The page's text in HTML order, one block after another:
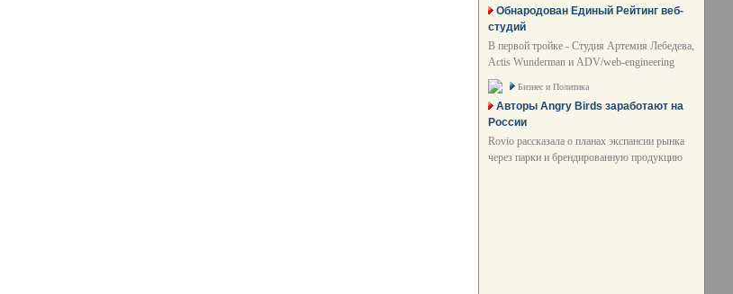
Обнародован Единый Рейтинг веб-
студий
В первой тройке - Студия Артемия Лебедева,
Actis Wunderman и ADV/web-engineering
Бизнес и Политика
Авторы Angry Birds заработают на
России
Rovio рассказала о планах экспансии рынка
через парки и брендированную продукцию